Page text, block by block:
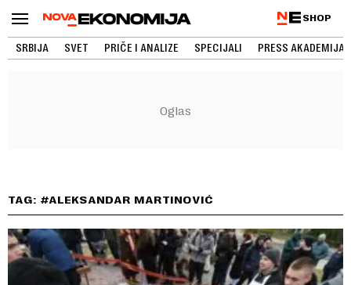
SHOP
SRBIJA SVET PRIČE I ANALIZE SPECIJALI PRESS AKADEMIJA
TAG: #ALEKSANDAR MARTINOVIĆ